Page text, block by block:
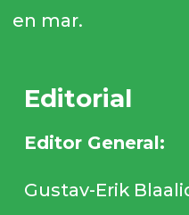
en mar.
Editorial
Editor General:
Gustav-Erik